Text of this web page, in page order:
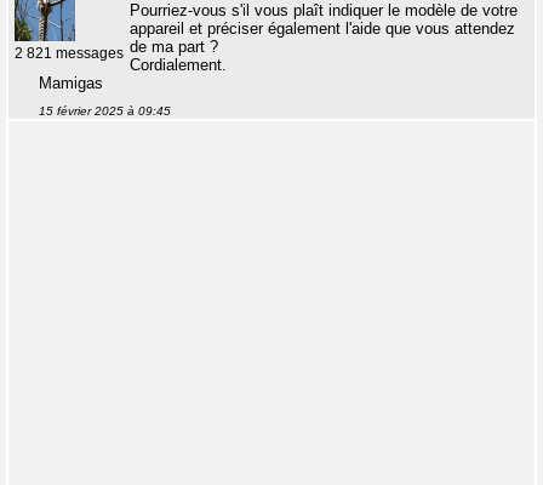
2 821 messages
Pourriez-vous s'il vous plaît indiquer le modèle de votre
appareil et préciser également l'aide que vous attendez
de ma part ?
Cordialement.
Mamigas
15 février 2025 à 09:45